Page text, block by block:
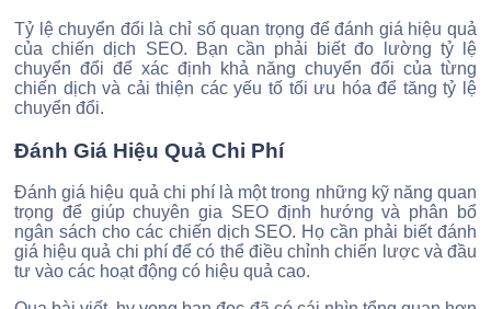
Tỷ lệ chuyển đổi là chỉ số quan trọng để đánh giá hiệu quả
của chiến dịch SEO. Bạn cần phải biết đo lường tỷ lệ
chuyển đổi để xác định khả năng chuyển đổi của từng
chiến dịch và cải thiện các yếu tố tối ưu hóa để tăng tỷ lệ
chuyển đổi.
Đánh Giá Hiệu Quả Chi Phí
Đánh giá hiệu quả chi phí là một trong những kỹ năng quan
trọng để giúp chuyên gia SEO định hướng và phân bổ
ngân sách cho các chiến dịch SEO. Họ cần phải biết đánh
giá hiệu quả chi phí để có thể điều chỉnh chiến lược và đầu
tư vào các hoạt động có hiệu quả cao.